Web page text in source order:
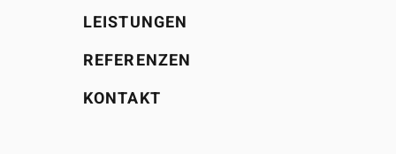
LEISTUNGEN
REFERENZEN
KONTAKT